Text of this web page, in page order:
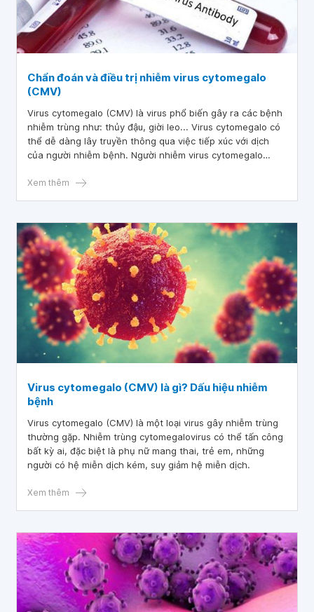
Chẩn đoán và điều trị nhiễm virus cytomegalo
(CMV)
Virus cytomegalo (CMV) là virus phổ biến gây ra các bệnh
nhiễm trùng như: thủy đậu, giời leo... Virus cytomegalo có
thể dễ dàng lây truyền thông qua việc tiếp xúc với dịch
của người nhiễm bệnh. Người nhiễm virus cytomegalo
cơ cao nhiễm bệnh cần chủ động đi khám, xét nghiệm
Xem thêm
Virus cytomegalo (CMV) là gì? Dấu hiệu nhiễm
bệnh
Virus cytomegalo (CMV) là một loại virus gây nhiễm trùng
thường gặp. Nhiễm trùng cytomegalovirus có thể tấn công
bất kỳ ai, đặc biệt là phụ nữ mang thai, trẻ em, những
người có hệ miễn dịch kém, suy giảm hệ miễn dịch.
Xem thêm